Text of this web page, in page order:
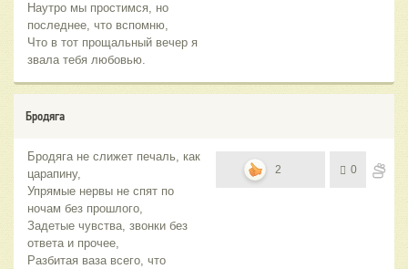
Наутро мы простимся, но
последнее, что вспомню,
Что в тот прощальный вечер я
звала тебя любовью.
Бродяга
Бродяга не слижет печаль, как
царапину,
Упрямые нервы не спят по
ночам без прошлого,
Задетые чувства, звонки без
ответа и прочее,
Разбитая ваза всего, что
2 0